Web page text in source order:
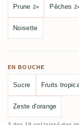
Prune 2× Pêches
Noisette
EN BOUCHE
Sucre Fruits
Zeste d'orange